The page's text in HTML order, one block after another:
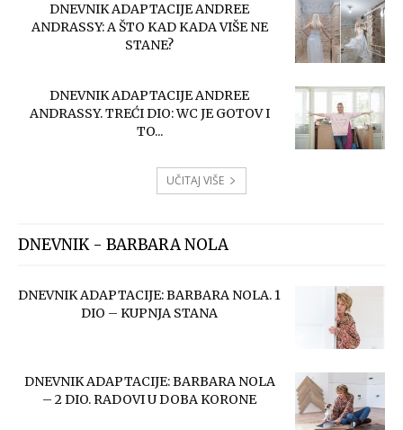
DNEVNIK ADAPTACIJE ANDREE
ANDRASSY: A ŠTO KAD KADA VIŠE NE
STANE?
DNEVNIK ADAPTACIJE ANDREE
ANDRASSY. TREĆI DIO: WC JE GOTOV I
TO...
UČITAJ VIŠE
DNEVNIK - BARBARA NOLA
DNEVNIK ADAPTACIJE: BARBARA NOLA. 1
DIO – KUPNJA STANA
DNEVNIK ADAPTACIJE: BARBARA NOLA
– 2 DIO. RADOVI U DOBA KORONE